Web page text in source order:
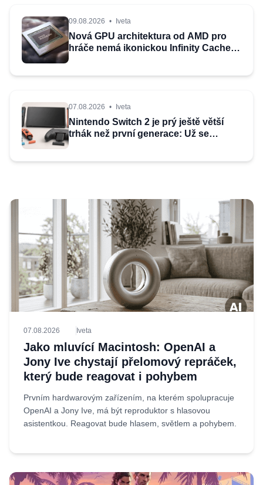
09.08.2026 • Iveta
Nová GPU architektura od AMD pro
hráče nemá ikonickou Infinity Cache:
07.08.2026 • Iveta
Nintendo Switch 2 je prý ještě větší
trhák než první generace: Už se
07.08.2026 Iveta
Jako mluvící Macintosh: OpenAI a
Jony Ive chystají přelomový repráček,
který bude reagovat i pohybem
Prvním hardwarovým zařízením, na kterém spolupracuje
OpenAI a Jony Ive, má být reproduktor s hlasovou
asistentkou. Reagovat bude hlasem, světlem a pohybem.